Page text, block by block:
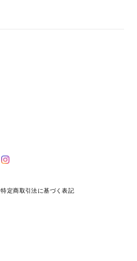
特定商取引法に基づく表記